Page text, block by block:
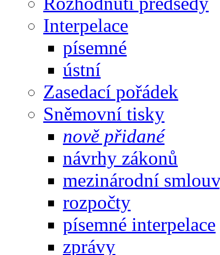
Interpelace
písemné
ústní
Zasedací pořádek
Sněmovní tisky
nově přidané
návrhy zákonů
mezinárodní
rozpočty
písemné interpelace
zprávy